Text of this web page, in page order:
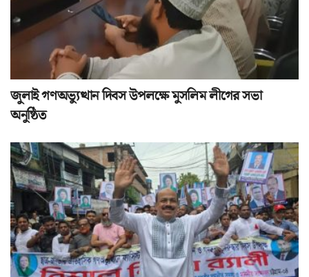
জুলাই গণঅভ্যুত্থান দিবস উপলক্ষে মুসলিম লীগের সভা
অনুষ্ঠিত